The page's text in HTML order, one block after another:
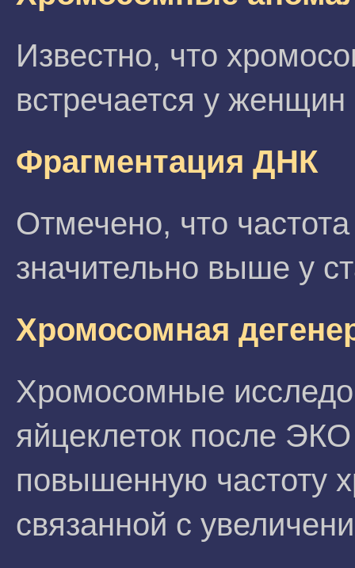
Известно, что
встречается у
Фрагментация ДНК
Отмечено, что
значительно выше у
Хромосомная
Хромосомные
яйцеклеток после
повышенную частоту
связанной с